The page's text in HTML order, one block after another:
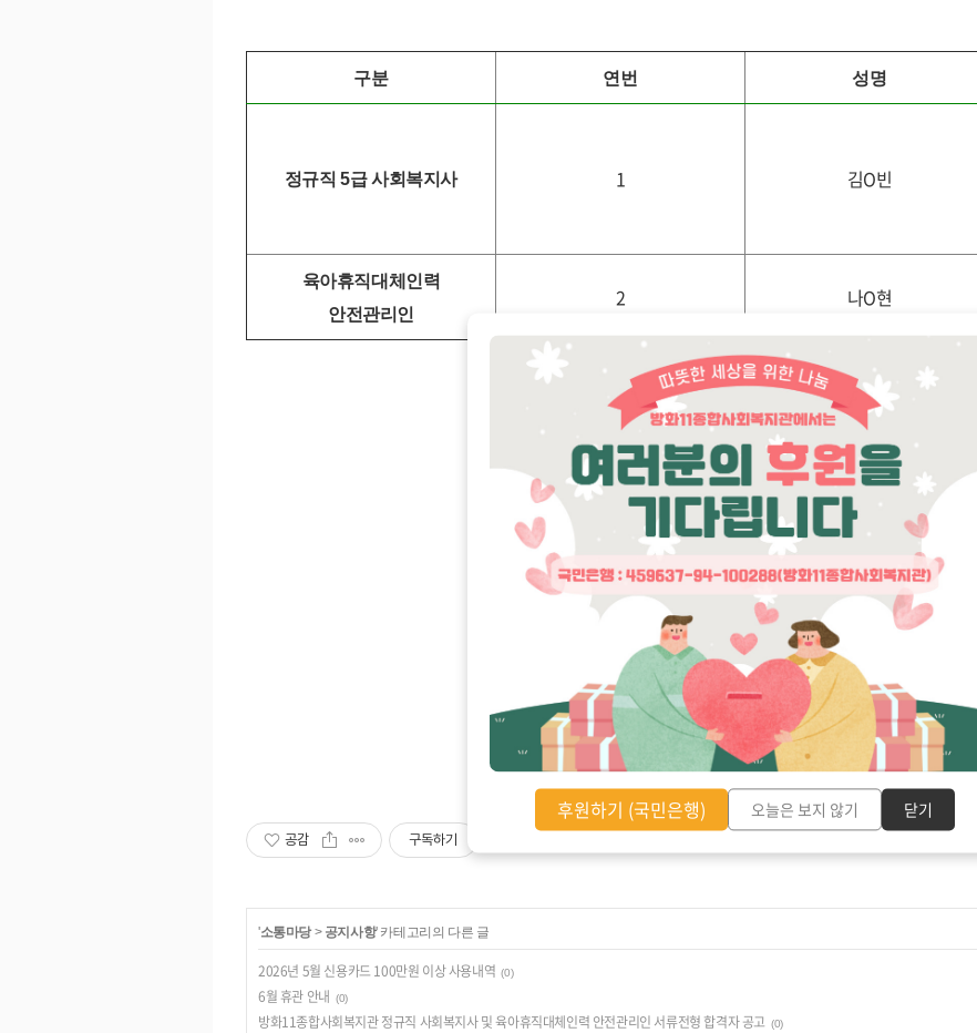
구분 연번 성명
정규직 5급 사회복지사 1 김O빈
육아휴직대체인력
안전관리인
2 나O현
본 복지관 직원채용에 응시해 주신 모든 분들께 감사드리
최종합격자에게는 개별 연락드릴 예정입니다. 감사합니다.
- 문의 : 함께걷
공감 구독하기
'소통마당> 공지사항' 카테고리의 다른 글
2026년 5월 신용카드 100만원 이상 사용내역 (0)
6월 휴관 안내 (0)
방화11종합사회복지관 정규직 사회복지사 및 육아휴직대체인력 안전관리인 서류전형 합격자 공고 (0)
후원하기 (국민은행) 오늘은 보지 않기 닫기